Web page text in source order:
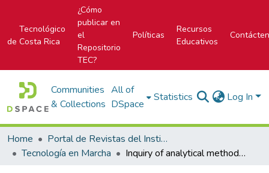
Tecnológico
de Costa Rica
¿Cómo
publicar en
el
Repositorio
TEC?
Políticas
Recursos
Educativos
Communities
& Collections
All of
DSpace
Statistics Log In
Home
Portal de Revistas del Instituto Tecnológico de Costa Rica
Tecnología en Marcha
Inquiry of analytical methodologies for measuring two gold cyanide solutions in electronic devices industry in Costa Rica